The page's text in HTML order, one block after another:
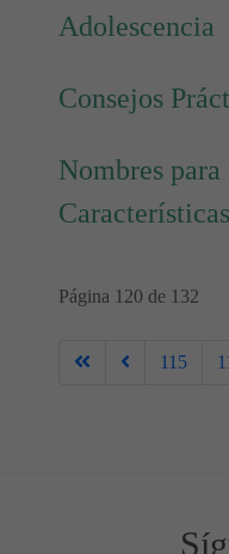
Adolescencia
Consejos
Nombres
Características
Página 120 de 132
115